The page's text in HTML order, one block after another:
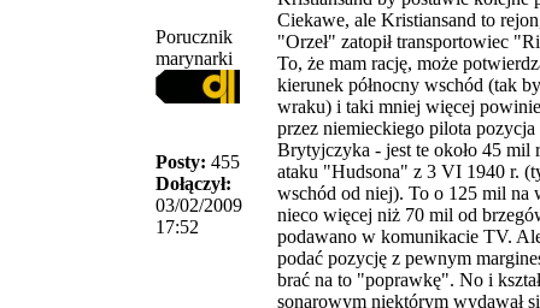
Porucznik
marynarki
Posty: 455
Dołączył:
03/02/2009
17:52
Ciekawe, ale Kristiansand to
"Orzeł" zatopił transportowiec
To, że mam rację, może
kierunek północny wschód (tak
wraku) i taki mniej więcej
przez niemieckiego pilota pozycja
Brytyjczyka - jest te około 45 mil
ataku "Hudsona" z 3 VI 1940 r.
wschód od niej). To o 125 mil na
nieco więcej niż 70 mil od
podawano w komunikacie TV.
podać pozycję z pewnym
brać na to "poprawkę". No i
sonarowym niektórym wydawał